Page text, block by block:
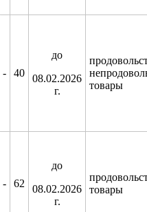
- 40
до
08.02.2026
г.
товары
- 62
до
08.02.2026
г.
товары